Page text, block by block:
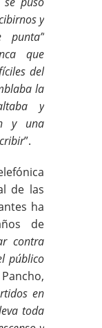
y
punta”
que
del
la
y
y una
”.
de las
ha
de
contra
público
en
toda